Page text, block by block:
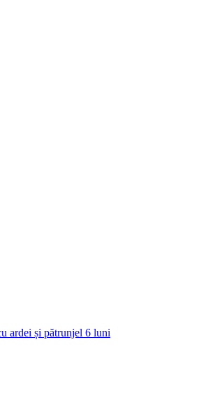
ardei și pătrunjel 6 luni